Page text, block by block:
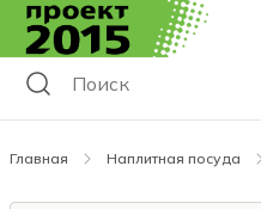
Главная Наплитная посуда